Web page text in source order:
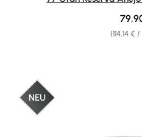
(114,14 €
NEU